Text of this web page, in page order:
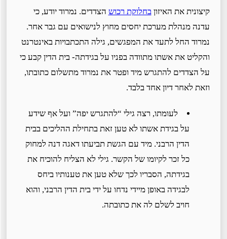
קיצונית את האיזוןבחלוקת רכושהצדדים. נמרוד יודע, כי
עדנה מנהלת מערכת יחסים מחוץ לנישואים עם גבר אחר.
נמרוד החל לתעד את המפגשים, גילה התכתבויות באינטרנט
והקליט את אשתו מתוודה בפניו על בגידתה- בית הדין קבע כי
על הצדדים להתגרש מיד ופטר את נמרוד מתשלום כתובתו,
וזאת לאחר דיון אחד בלבד.
לעומתו, רצה גילי “להתגרש יפה” ועל אף שידע
על בגידת אשתו לא טען זאת בתחילת ההליכים בבית
הדין הרבני. מיד עם הגשת תביעתו דאגה דנה למחוק
כל זכר לקיומו של הקשר. גילי לא הצליח להוכיח את
בגידתה, הסבריו לכך שלא טען את טענותיו ביחס
לבגידה באופן מיידי נדחו על ידי בית הדין הרבני, והוא
חויב לשלם לה את כתובתה.